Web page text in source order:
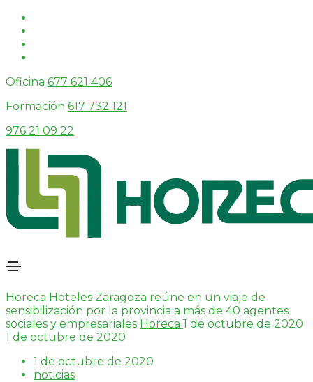
Oficina 677 621 406
Formación 617 732 121
976 21 09 22
Horeca Hoteles Zaragoza reúne en un viaje de
sensibilización por la provincia a más de 40 agentes
sociales y empresariales Horeca 1 de octubre de 2020
1 de octubre de 2020
1 de octubre de 2020
noticias